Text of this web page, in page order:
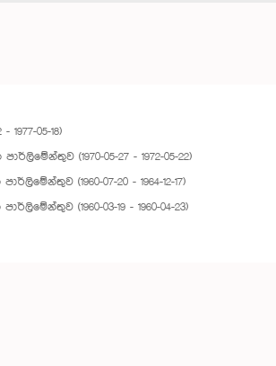
05-18)
(1970-05-27 - 1972-05-22)
(1960-07-20 - 1964-12-17)
(1960-03-19 - 1960-04-23)